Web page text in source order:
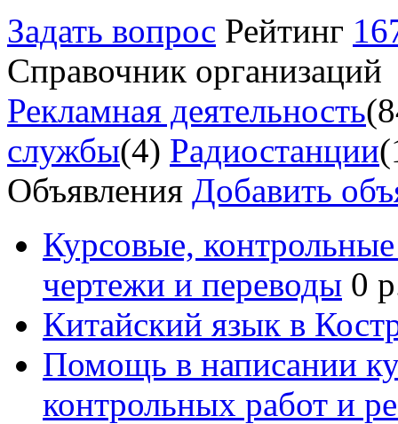
Задать вопрос Рейтинг
Справочник организаций
Рекламная деятельность
службы(4) Радиостанции
Объявления Добавить
Курсовые,
чертежи и переводы 0
Китайский язык в
Помощь в написании
контрольных работ и